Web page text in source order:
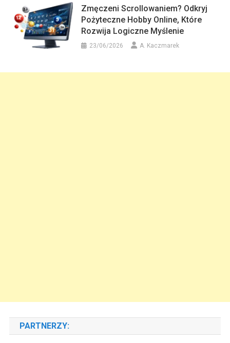
Zmęczeni Scrollowaniem? Odkryj
Pożyteczne Hobby Online, Które
Rozwija Logiczne Myślenie
23/06/2026 A. Kaczmarek
PARTNERZY: